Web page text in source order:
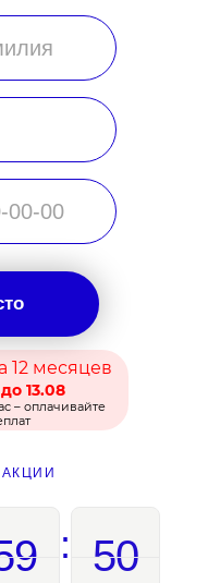
– оплачивайте
12 месяцев
до 13.08
: 49